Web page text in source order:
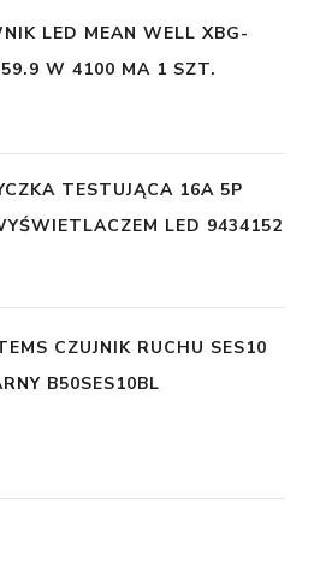
LED MEAN WELL XBG-
W 4100 MA 1 SZT.
TESTUJĄCA 16A 5P
LED 9434152
CZUJNIK RUCHU SES10
B50SES10BL